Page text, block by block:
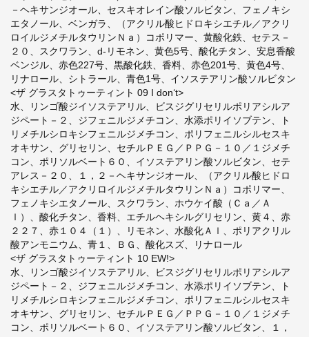
－ヘキサンジオール、セスキオレイン酸ソルビタン、フェノキシ
エタノール、ベンガラ、（アクリル酸ヒドロキシエチル／アクリ
ロイルジメチルタウリンＮａ）コポリマー、黄酸化鉄、セテス－
２０、スクワラン、d-リモネン、黄色5号、酸化チタン、安息香酸
ベンジル、赤色227号、黒酸化鉄、香料、赤色201号、黄色4号、
リナロール、シトラール、青色1号、イソステアリン酸ソルビタン
<ザ グラスタトゥーティント 09 I don‘t>
水、リンゴ酸ジイソステアリル、ビスジグリセリルポリアシルア
ジペート－２、ジフェニルジメチコン、水添ポリイソブテン、ト
リメチルシロキシフェニルジメチコン、ポリフェニルシルセスキ
オキサン、グリセリン、セチルＰＥＧ／ＰＰＧ－１０／１ジメチ
コン、ポリソルベート６０、イソステアリン酸ソルビタン、セテ
アレス－２０、１，２－ヘキサンジオール、（アクリル酸ヒドロ
キシエチル／アクリロイルジメチルタウリンＮａ）コポリマー、
フェノキシエタノール、スクワラン、ホウケイ酸（Ｃａ／Ａ
ｌ）、酸化チタン、香料、エチルヘキシルグリセリン、黄４、赤
２２７、赤１０４（１）、リモネン、水酸化Ａｌ、ポリアクリル
酸アンモニウム、青１、ＢＧ、酸化スズ、リナロール
<ザ グラスタトゥーティント 10 EW!>
水、リンゴ酸ジイソステアリル、ビスジグリセリルポリアシルア
ジペート－２、ジフェニルジメチコン、水添ポリイソブテン、ト
リメチルシロキシフェニルジメチコン、ポリフェニルシルセスキ
オキサン、グリセリン、セチルＰＥＧ／ＰＰＧ－１０／１ジメチ
コン、ポリソルベート６０、イソステアリン酸ソルビタン、１，